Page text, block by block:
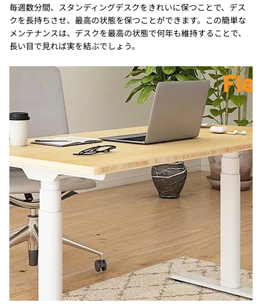
毎週数分間、スタンディングデスクをきれいに保つことで、デス
クを長持ちさせ、最高の状態を保つことができます。この簡単な
メンテナンスは、デスクを最高の状態で何年も維持することで、
長い目で見れば実を結ぶでしょう。